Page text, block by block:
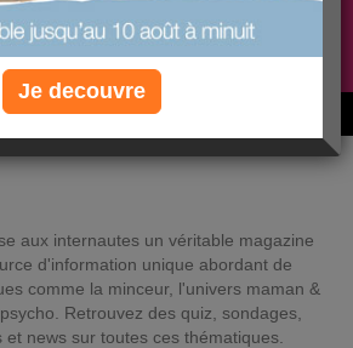
je préfère le régime gratuit
maigri et réappris à manger avec nous
aux internautes un véritable magazine
d'information unique abordant de
comme la minceur, l'univers maman &
Retrouvez des quiz, sondages,
news sur toutes ces thématiques.
Je decouvre